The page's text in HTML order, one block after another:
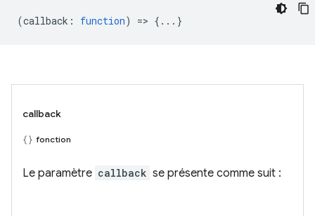
(callback : function) => {...}
callback
fonction
Le paramètre callback se présente comme suit :